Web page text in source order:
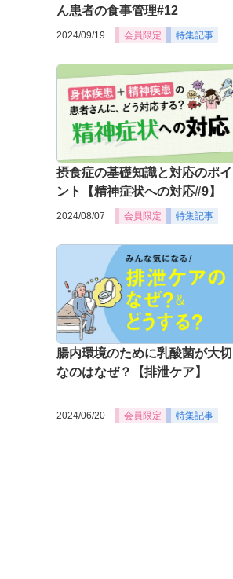
ん患者の食事管理#12
2024/09/19 会員限定 特集記事
摂食症の基礎知識と対応のポイ
ント【精神症状への対応#9】
2024/08/07 会員限定 特集記事
腸内環境のために乳酸菌が大切
なのはなぜ？【排泄ケア】
2024/06/20 会員限定 特集記事